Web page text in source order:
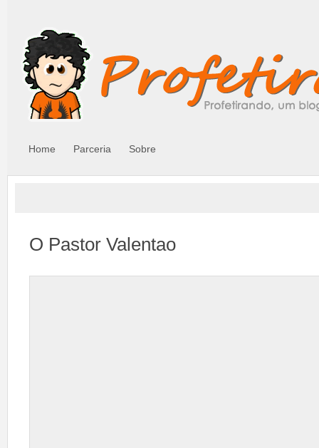
Home Parceria Sobre
O Pastor Valentao